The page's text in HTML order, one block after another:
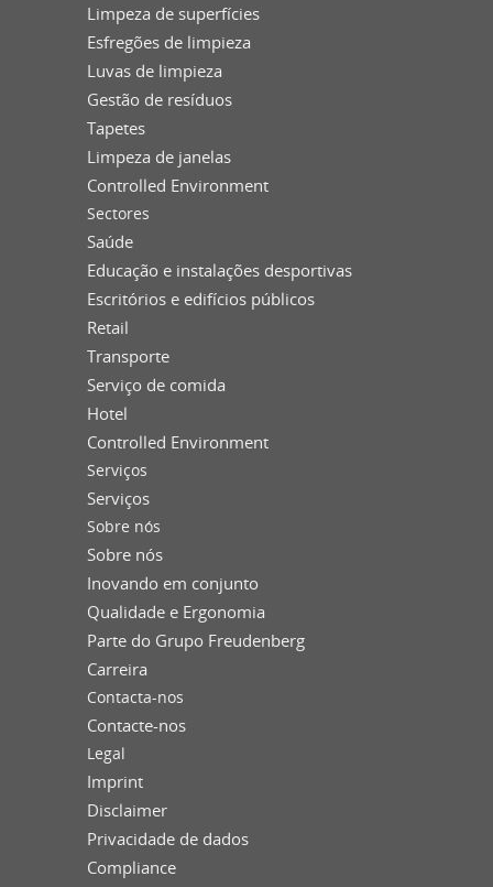
Limpeza de superfícies
Esfregões de limpieza
Luvas de limpieza
Gestão de resíduos
Tapetes
Limpeza de janelas
Controlled Environment
Sectores
Saúde
Educação e instalações desportivas
Escritórios e edifícios públicos
Retail
Transporte
Serviço de comida
Hotel
Controlled Environment
Serviços
Serviços
Sobre nós
Sobre nós
Inovando em conjunto
Qualidade e Ergonomia
Parte do Grupo Freudenberg
Carreira
Contacta-nos
Contacte-nos
Legal
Imprint
Disclaimer
Privacidade de dados
Compliance